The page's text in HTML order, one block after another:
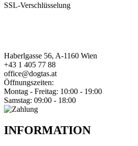
SSL-Verschlüsselung
Haberlgasse 56, A-1160 Wien
+43 1 405 77 88
office@dogtas.at
Öffnungszeiten:
Montag - Freitag: 10:00 - 19:00
Samstag: 09:00 - 18:00
INFORMATION